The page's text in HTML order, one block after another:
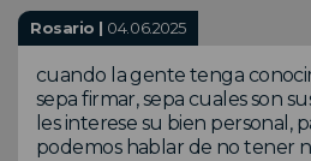
Rosario | 04.06.2025
cuando la gente tenga
sepa firmar, sepa cuales son
les interese su bien personal,
podemos hablar de no tener